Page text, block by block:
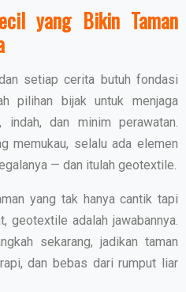
yang Bikin Taman
setiap cerita butuh fondasi
pilihan bijak untuk menjaga
dan minim perawatan.
memukau, selalu ada elemen
— dan itulah geotextile.
yang tak hanya cantik tapi
geotextile adalah jawabannya.
sekarang, jadikan taman
dan bebas dari rumput liar